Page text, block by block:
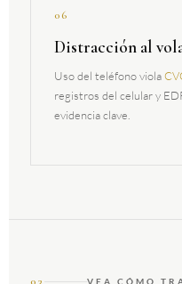
06
Distracción al
Uso del teléfono viola
registros del celular y
evidencia clave.
03 VEA CÓMO